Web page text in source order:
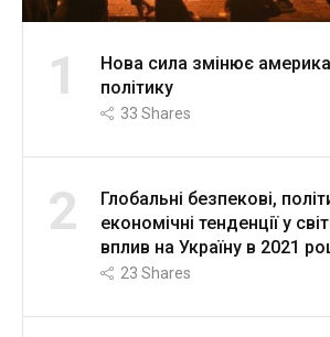
1
Нова сила змінює
політику
33 Shares
2
Глобальні безпекові,
економічні тенденції у
вплив на Україну в 2021
23 Shares